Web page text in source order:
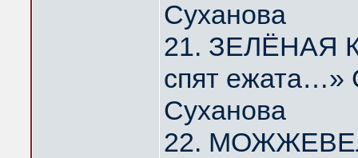
Суханова
21. ЗЕЛЁНАЯ
спят ежата…»
Суханова
22.